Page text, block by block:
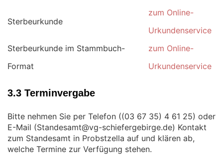
Sterbeurkunde
zum Online-
Urkundenservice
Sterbeurkunde im Stammbuch-
Format
zum Online-
Urkundenservice
3.3 Terminvergabe
Bitte nehmen Sie per Telefon (
) oder
E-Mail (
) Kontakt
zum Standesamt in Probstzella auf und klären ab,
welche Termine zur Verfügung stehen.